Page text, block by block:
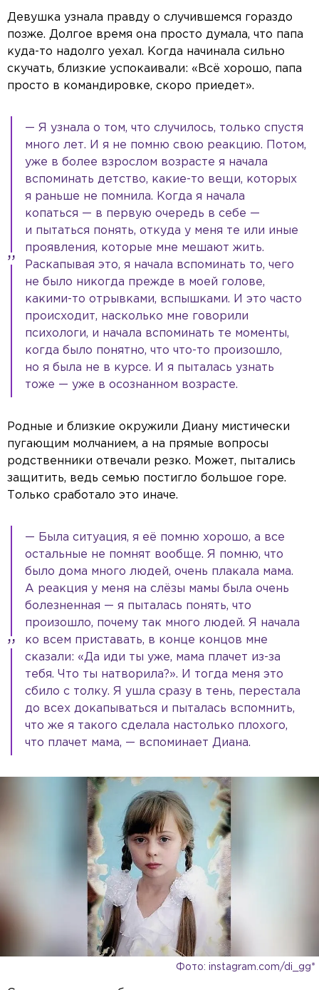
Девушка узнала правду о случившемся гораздо
позже. Долгое время она просто думала, что папа
куда-то надолго уехал. Когда начинала сильно
скучать, близкие успокаивали: «Всё хорошо, папа
просто в командировке, скоро приедет».
— Я узнала о том, что случилось, только спустя
много лет. И я не помню свою реакцию. Потом,
уже в более взрослом возрасте я начала
вспоминать детство, какие-то вещи, которых
я раньше не помнила. Когда я начала
копаться — в первую очередь в себе —
и пытаться понять, откуда у меня те или иные
проявления, которые мне мешают жить.
Раскапывая это, я начала вспоминать то, чего
не было никогда прежде в моей голове,
какими-то отрывками, вспышками. И это часто
происходит, насколько мне говорили
психологи, и начала вспоминать те моменты,
когда было понятно, что что-то произошло,
но я была не в курсе. И я пыталась узнать
тоже — уже в осознанном возрасте.
Родные и близкие окружили Диану мистически
пугающим молчанием, а на прямые вопросы
родственники отвечали резко. Может, пытались
защитить, ведь семью постигло большое горе.
Только сработало это иначе.
— Была ситуация, я её помню хорошо, а все
остальные не помнят вообще. Я помню, что
было дома много людей, очень плакала мама.
А реакция у меня на слёзы мамы была очень
болезненная — я пыталась понять, что
произошло, почему так много людей. Я начала
ко всем приставать, в конце концов мне
сказали: «Да иди ты уже, мама плачет из-за
тебя. Что ты натворила?». И тогда меня это
сбило с толку. Я ушла сразу в тень, перестала
до всех докапываться и пыталась вспомнить,
что же я такого сделала настолько плохого,
что плачет мама, — вспоминает Диана.
Фото: instagram.com/di_gg*